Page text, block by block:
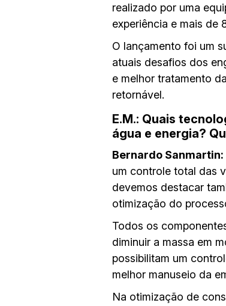
realizado por uma
experiência e mais de
O lançamento foi um
atuais desafios dos
e melhor tratamento
retornável.
E.M.: Quais
água e energia?
Bernardo Sanmartin:
um controle total das
devemos destacar
otimização do
Todos os
diminuir a massa em
possibilitam um
melhor manuseio da
Na otimização de